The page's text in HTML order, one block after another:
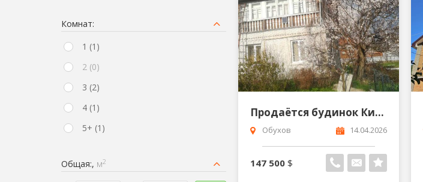
Комнат:
1 (1)
2 (0)
3 (2)
4 (1)
5+ (1)
Общая:, м2
Продаётся будинок Київська обл Обухівський район с м т Козин Конча Заспа
Обухов 14.04.2026
147 500 $